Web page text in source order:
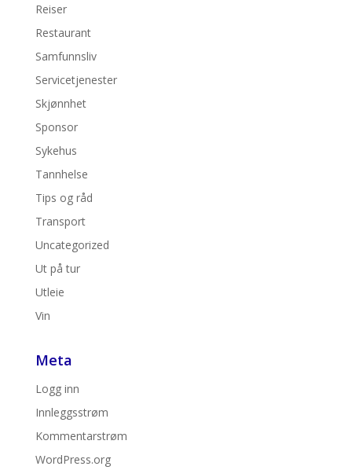
Reiser
Restaurant
Samfunnsliv
Servicetjenester
Skjønnhet
Sponsor
Sykehus
Tannhelse
Tips og råd
Transport
Uncategorized
Ut på tur
Utleie
Vin
Meta
Logg inn
Innleggsstrøm
Kommentarstrøm
WordPress.org